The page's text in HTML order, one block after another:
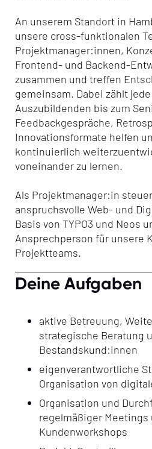
An unserem Standort in
unsere cross-funktionalen
Projektmanager:innen,
Frontend- und Backend-
zusammen und treffen
gemeinsam. Dabei zählt
Auszubildenden bis zum
Feedbackgespräche,
Innovationsformate helfen
kontinuierlich
voneinander zu lernen.
Als Projektmanager:in
anspruchsvolle Web- und
Basis von TYPO3 und Neos
Ansprechperson für unsere
Projektteams.
Deine Aufgaben
aktive Betreuung,
strategische Beratung
Bestandskund:innen
eigenverantwortliche
Organisation von
Organisation und
regelmäßiger Meetings
Kundenworkshops